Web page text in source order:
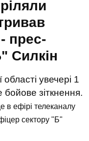
прес-
Силкін
області увечері 1
зіткнення.
в ефірі телеканалу
сектору "Б"